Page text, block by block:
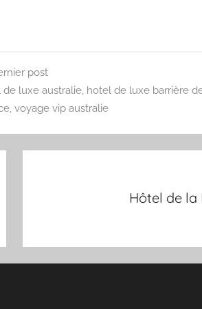
post
de luxe australie, hotel de luxe barrière
, voyage vip australie
Hôtel de la